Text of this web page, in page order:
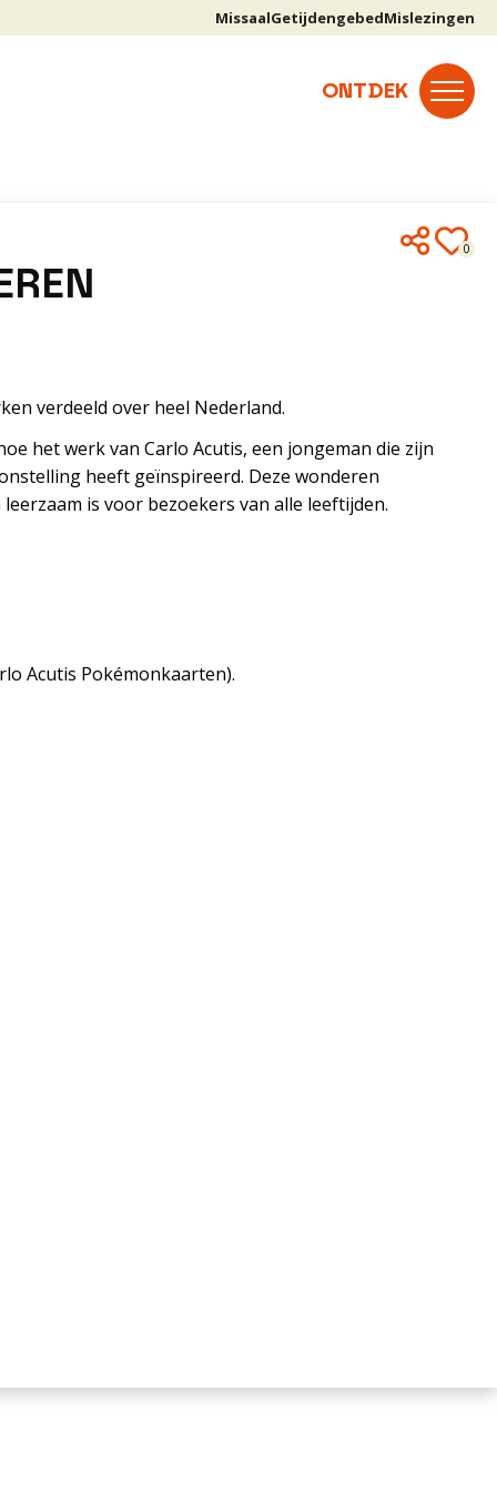
MissaalGetijdengebedMislezingen
0
verdeeld over heel Nederland.
het werk van Carlo Acutis, een jongeman die zijn
heeft geïnspireerd. Deze wonderen
is voor bezoekers van alle leeftijden.
Acutis Pokémonkaarten).